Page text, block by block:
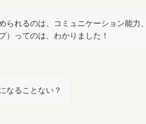
られるのは、コミュニケーション能力、
）ってのは、わかりました！
なることない？